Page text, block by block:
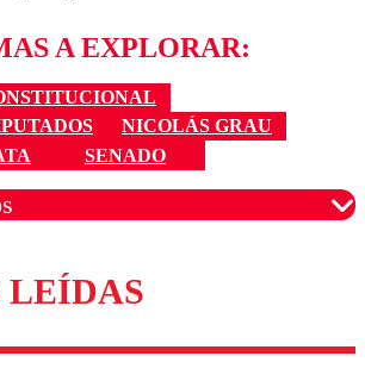
A EXPLORAR:
NICOLÁS GRAU
SENADO
son moderados para garantizar un
diálogo respetuoso.
LEÍDAS